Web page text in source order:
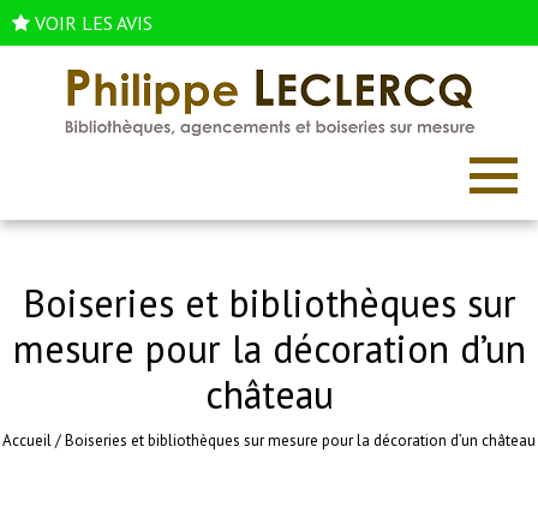
VOIR LES AVIS
Boiseries et bibliothèques sur
mesure pour la décoration d’un
château
Accueil/Boiseries et bibliothèques sur mesure pour la décoration d’un château